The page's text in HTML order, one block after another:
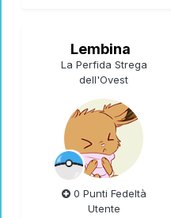
Lembina
La Perfida Strega
dell'Ovest
0 Punti Fedeltà
Utente